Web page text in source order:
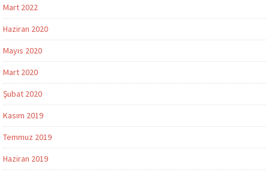
Mart 2022
Haziran 2020
Mayıs 2020
Mart 2020
Şubat 2020
Kasım 2019
Temmuz 2019
Haziran 2019